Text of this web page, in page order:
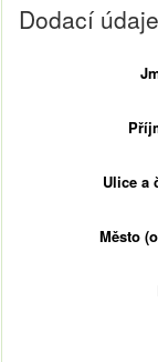
Dodací údaje
Ulice a
Město